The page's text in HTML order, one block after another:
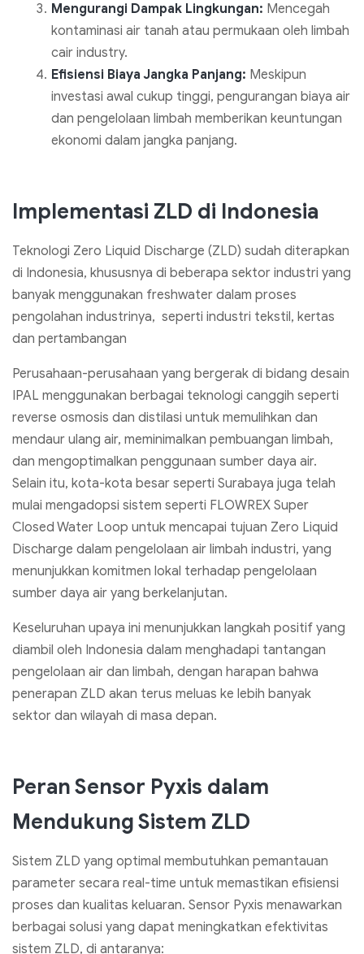
Mengurangi Dampak Lingkungan: Mencegah
kontaminasi air tanah atau permukaan oleh limbah
cair industry.
Efisiensi Biaya Jangka Panjang: Meskipun
investasi awal cukup tinggi, pengurangan biaya air
dan pengelolaan limbah memberikan keuntungan
ekonomi dalam jangka panjang.
Implementasi ZLD di Indonesia
Teknologi Zero Liquid Discharge (ZLD) sudah diterapkan
di Indonesia, khususnya di beberapa sektor industri yang
banyak menggunakan freshwater dalam proses
pengolahan industrinya, seperti industri tekstil, kertas
dan pertambangan
Perusahaan-perusahaan yang bergerak di bidang desain
IPAL menggunakan berbagai teknologi canggih seperti
reverse osmosis dan distilasi untuk memulihkan dan
mendaur ulang air, meminimalkan pembuangan limbah,
dan mengoptimalkan penggunaan sumber daya air.
Selain itu, kota-kota besar seperti Surabaya juga telah
mulai mengadopsi sistem seperti FLOWREX Super
Closed Water Loop untuk mencapai tujuan Zero Liquid
Discharge dalam pengelolaan air limbah industri, yang
menunjukkan komitmen lokal terhadap pengelolaan
sumber daya air yang berkelanjutan.
Keseluruhan upaya ini menunjukkan langkah positif yang
diambil oleh Indonesia dalam menghadapi tantangan
pengelolaan air dan limbah, dengan harapan bahwa
penerapan ZLD akan terus meluas ke lebih banyak
sektor dan wilayah di masa depan.
Peran Sensor Pyxis dalam
Mendukung Sistem ZLD
Sistem ZLD yang optimal membutuhkan pemantauan
parameter secara real-time untuk memastikan efisiensi
proses dan kualitas keluaran. Sensor Pyxis menawarkan
berbagai solusi yang dapat meningkatkan efektivitas
sistem ZLD, di antaranya: